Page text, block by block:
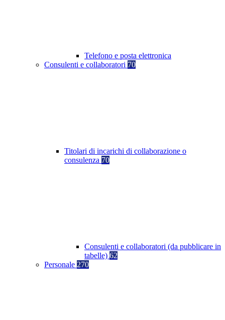
Telefono e posta elettronica
Consulenti e collaboratori 70
Titolari di incarichi di collaborazione o
consulenza 70
Consulenti e collaboratori (da pubblicare in
tabelle) 62
Personale 270